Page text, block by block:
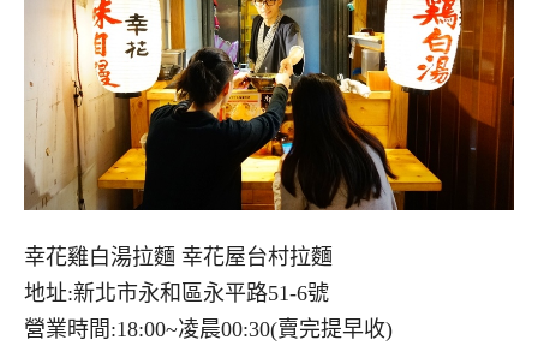
幸花雞白湯拉麵 幸花屋台村拉麵
地址:新北市永和區永平路51-6號
營業時間:18:00~凌晨00:30(賣完提早收)